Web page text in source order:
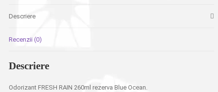
Descriere
Recenzii (0)
Descriere
Odorizant FRESH RAIN 260ml rezerva Blue Ocean.